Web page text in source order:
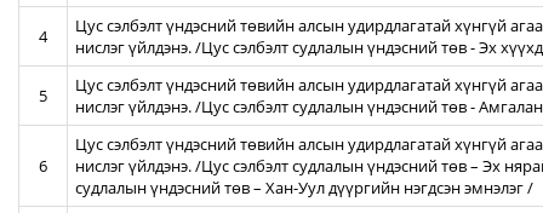
4
Цус сэлбэлт үндэсний төвийн алсын удирдлагатай хүнгүй
нислэг үйлдэнэ. /Цус сэлбэлт судлалын үндэсний төв - Эх
5
Цус сэлбэлт үндэсний төвийн алсын удирдлагатай хүнгүй
нислэг үйлдэнэ. /Цус сэлбэлт судлалын үндэсний төв -
6
Цус сэлбэлт үндэсний төвийн алсын удирдлагатай хүнгүй
нислэг үйлдэнэ. /Цус сэлбэлт судлалын үндэсний төв – Эх
судлалын үндэсний төв – Хан-Уул дүүргийн нэгдсэн эмнэлэг /